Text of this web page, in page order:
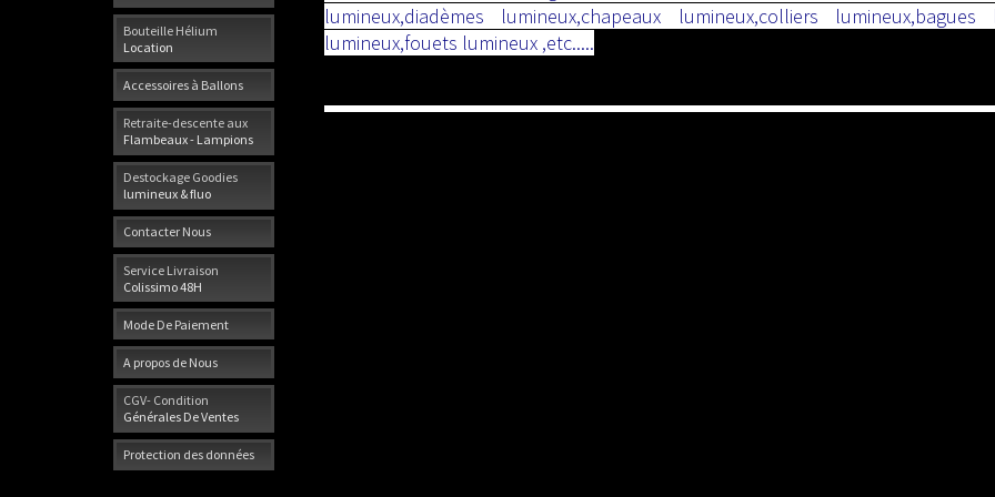
Bouteille Hélium
Location
Accessoires à Ballons
Retraite-descente aux
Flambeaux - Lampions
Destockage Goodies
lumineux & fluo
Contacter Nous
Service Livraison
Colissimo 48H
Mode De Paiement
A propos de Nous
CGV- Condition
Générales De Ventes
Protection des données
lumineux,diadèmes lumineux,chapeaux lumineux,colliers lumineux,bagues
lumineux,fouets lumineux ,etc.....